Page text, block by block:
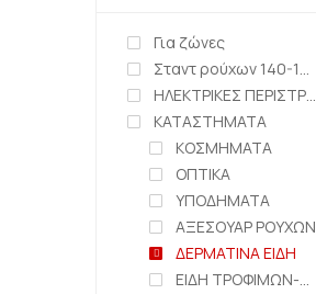
Για ζώνες
Σταντ ρούχων 140-150cm
ΗΛΕΚΤΡΙΚΕΣ ΠΕΡΙΣΤΡΕΦΟΜΕΝΕΣ ΒΑΣΕΙΣ
ΚΑΤΑΣΤΗΜΑΤΑ
ΚΟΣΜΗΜΑΤΑ
ΟΠΤΙΚΑ
ΥΠΟΔΗΜΑΤΑ
ΑΞΕΣΟΥΑΡ ΡΟΥΧΩΝ
ΔΕΡΜΑΤΙΝΑ ΕΙΔΗ
ΕΙΔΗ ΤΡΟΦΙΜΩΝ-ΖΑΧΑΡΟΠΛΑΣΤΕΙΑ